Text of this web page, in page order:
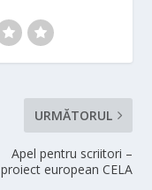
URMĂTORUL
Apel pentru scriitori –
proiect european CELA